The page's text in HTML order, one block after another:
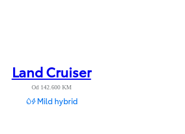
Land Cruiser
Od 142.600 KM
Mild hybrid